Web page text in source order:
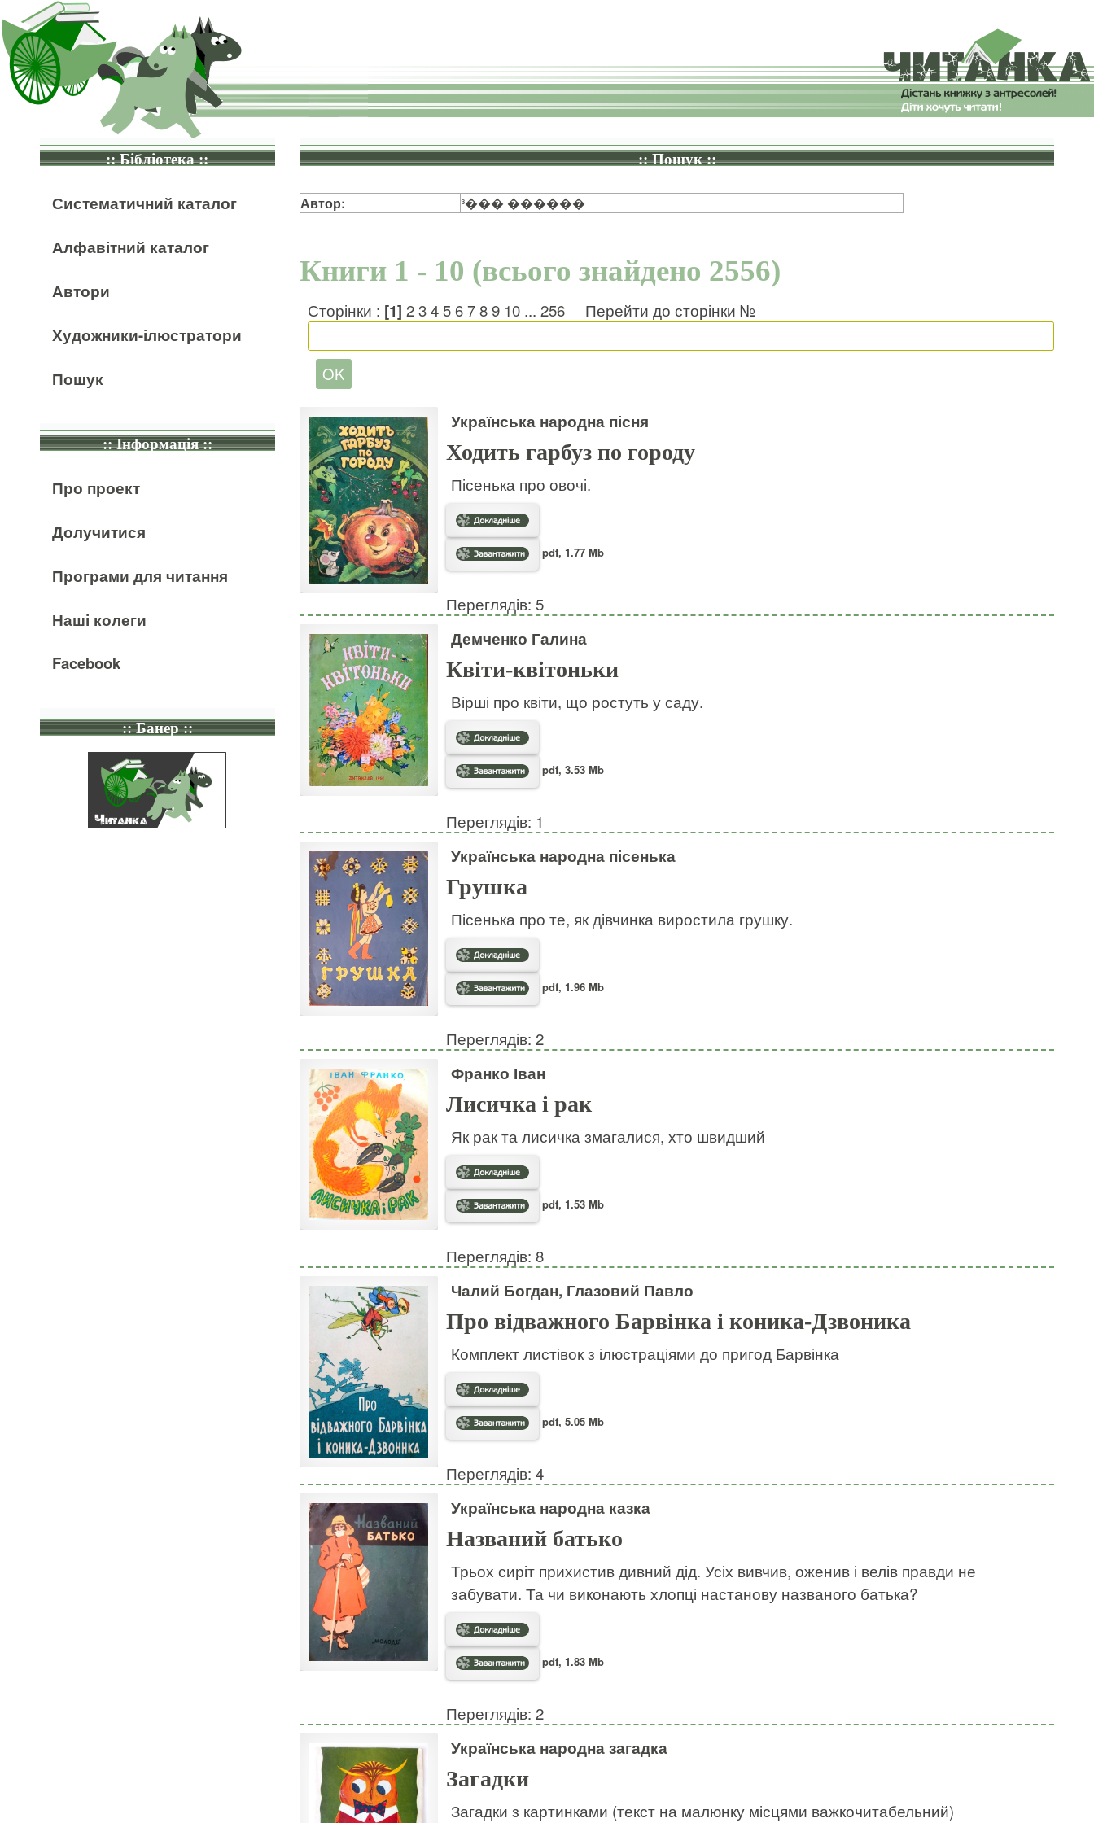
:: Бібліотека ::
Систематичний каталог
Алфавітний каталог
Автори
Художники-ілюстратори
Пошук
:: Інформація ::
Про проект
Долучитися
Програми для читання
Наші колеги
Facebook
:: Банер ::
:: Пошук ::
Автор: ³��� ������
Книги 1 - 10 (всього знайдено 2556)
Сторінки : [1] 2 3 4 5 6 7 8 9 10... 256 Перейти до сторінки №
Українська народна пісня
Ходить гарбуз по городу
Пісенька про овочі.
pdf, 1.77 Mb
Переглядів: 5
Демченко Галина
Квіти-квітоньки
Вірші про квіти, що ростуть у саду.
pdf, 3.53 Mb
Переглядів: 1
Українська народна пісенька
Грушка
Пісенька про те, як дівчинка виростила грушку.
pdf, 1.96 Mb
Переглядів: 2
Франко Іван
Лисичка і рак
Як рак та лисичка змагалися, хто швидший
pdf, 1.53 Mb
Переглядів: 8
Чалий Богдан, Глазовий Павло
Про відважного Барвінка і коника-Дзвоника
Комплект листівок з ілюстраціями до пригод Барвінка
pdf, 5.05 Mb
Переглядів: 4
Українська народна казка
Названий батько
Трьох сиріт прихистив дивний дід. Усіх вивчив, оженив і велів правди не
забувати. Та чи виконають хлопці настанову названого батька?
pdf, 1.83 Mb
Переглядів: 2
Українська народна загадка
Загадки
Загадки з картинками (текст на малюнку місцями важкочитабельний)